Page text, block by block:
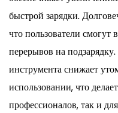
быстрой зарядки.
что пользователи смогут
перерывов на
инструмента снижает
использовании, что
профессионалов, так и